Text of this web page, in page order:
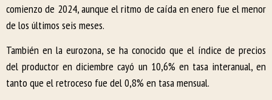
comienzo de 2024, aunque el ritmo de caída en enero fue el menor
de los últimos seis meses.
También en la eurozona, se ha conocido que el índice de precios
del productor en diciembre cayó un 10,6% en tasa interanual, en
tanto que el retroceso fue del 0,8% en tasa mensual.